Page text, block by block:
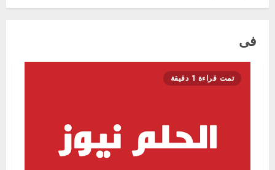
فى
تمت قراءة 1 دقيقة